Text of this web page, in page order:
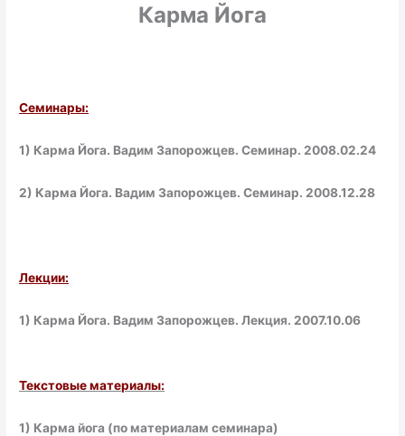
Карма Йога
Семинары:
1) Карма Йога. Вадим Запорожцев. Семинар. 2008.02.24
2) Карма Йога. Вадим Запорожцев. Семинар. 2008.12.28
Лекции:
1) Карма Йога. Вадим Запорожцев. Лекция. 2007.10.06
Текстовые материалы:
1) Карма йога (по материалам семинара)